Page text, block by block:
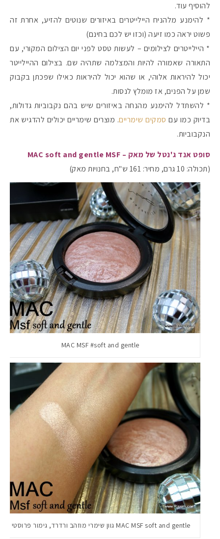
להוסיף עוד.
* להימנע מלהניח היילייטרים באיזורים שנוטים להזיע, אחרת זה
פשוט יראה כמו זיעה (וכזו יש לכם בחינם)
* היילייטרים לצילומים – לעשות טסט לפני יום הצילום המקורי, עם
התאורה שאמורה להיות והמצלמה שתהיה שם. בצילום ההיילייטר
יכול להיראות אלוהי, או שהוא יכול להיראות כאילו שפכתן בקבוק
שמן על הפנים, אז מומלץ לנסות.
* להשתדל להימנע מהנחה באיזורים שיש בהם נקבוביות גדולות,
בדיוק כמו עם סמקים שימריים. מוצרים שימריים יכולים להדגיש את
הנקבוביות.
סופט אנד ג'נטל של מאק – MAC soft and gentle MSF
(תכולה: 10 גרם, מחיר: 161 ש"ח, בחנויות מאק)
MAC MSF #soft and gentle
MAC MSF soft and gentle גוון שימרי מוזהב ורדרד, גימור פרוסטי